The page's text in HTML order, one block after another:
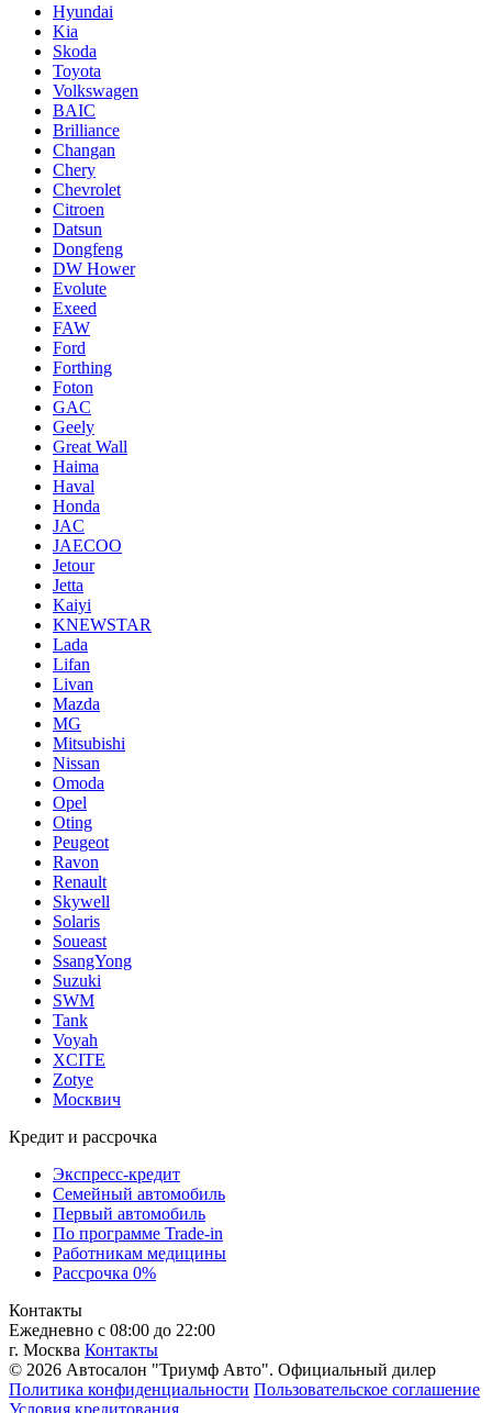
Hyundai
Kia
Skoda
Toyota
Volkswagen
BAIC
Brilliance
Changan
Chery
Chevrolet
Citroen
Datsun
Dongfeng
DW Hower
Evolute
Exeed
FAW
Ford
Forthing
Foton
GAC
Geely
Great Wall
Haima
Haval
Honda
JAC
JAECOO
Jetour
Jetta
Kaiyi
KNEWSTAR
Lada
Lifan
Livan
Mazda
MG
Mitsubishi
Nissan
Omoda
Opel
Oting
Peugeot
Ravon
Renault
Skywell
Solaris
Soueast
SsangYong
Suzuki
SWM
Tank
Voyah
XCITE
Zotye
Москвич
Кредит и рассрочка
Экспресс-кредит
Семейный автомобиль
Первый автомобиль
По программе Trade-in
Работникам медицины
Рассрочка 0%
Контакты
Ежедневно с 08:00 до 22:00
г. Москва Контакты
© 2026 Автосалон "Триумф Авто". Официальный дилер
Политика конфиденциальности Пользовательское соглашение
Условия кредитования